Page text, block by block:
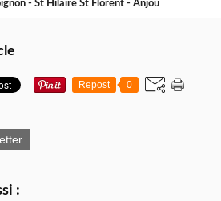
- St Hilaire St Florent - Anjou
Repost 0
: